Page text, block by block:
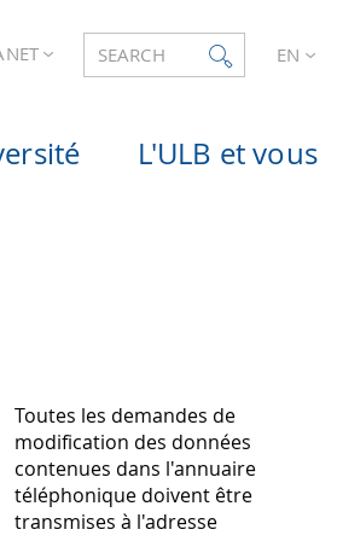
SEARCH EN
L'ULB et vous
Toutes les demandes de
modification des données
contenues dans l'annuaire
téléphonique doivent être
transmises à l'adresse